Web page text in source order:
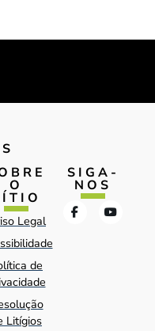
O
Legal
de
Litígios
SIGA-
NOS